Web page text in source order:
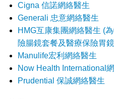
Cigna 信諾網絡醫生
Generali 忠意網絡醫生
HMG互康集團網絡醫生 (
險腸鏡套餐及醫療保險胃
Manulife宏利網絡醫生
Now Health International
Prudential 保誠網絡醫生